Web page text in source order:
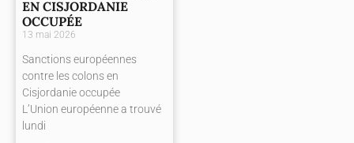
EN CISJORDANIE
OCCUPÉE
13 mai 2026
Sanctions européennes
contre les colons en
Cisjordanie occupée
L’Union européenne a trouvé
lundi